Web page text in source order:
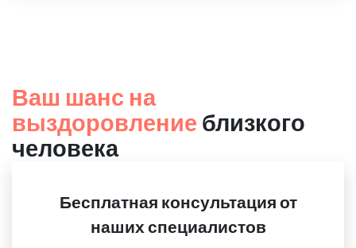
Ваш шанс на
выздоровление близкого
человека
Бесплатная консультация от
наших специалистов